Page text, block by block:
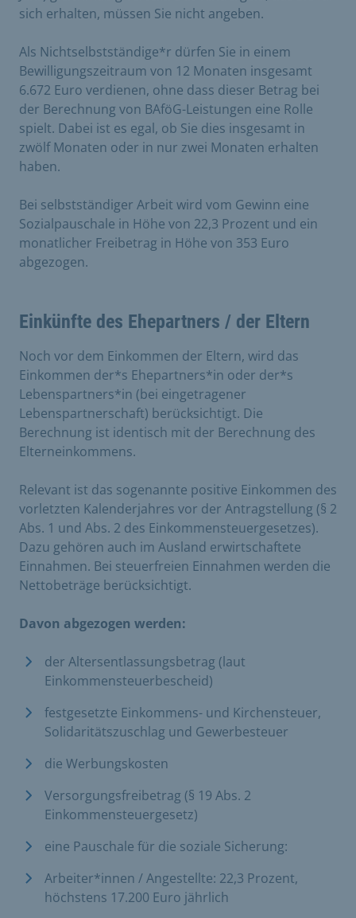
sich erhalten, müssen Sie nicht angeben.
Als Nichtselbstständige*r dürfen Sie in einem
Bewilligungszeitraum von 12 Monaten insgesamt
6.672 Euro verdienen, ohne dass dieser Betrag bei
der Berechnung von BAföG-Leistungen eine Rolle
spielt. Dabei ist es egal, ob Sie dies insgesamt in
zwölf Monaten oder in nur zwei Monaten erhalten
haben.
Bei selbstständiger Arbeit wird vom Gewinn eine
Sozialpauschale in Höhe von 22,3 Prozent und ein
monatlicher Freibetrag in Höhe von 353 Euro
abgezogen.
Einkünfte des Ehepartners / der Eltern
Noch vor dem Einkommen der Eltern, wird das
Einkommen der*s Ehepartners*in oder der*s
Lebenspartners*in (bei eingetragener
Lebenspartnerschaft) berücksichtigt. Die
Berechnung ist identisch mit der Berechnung des
Elterneinkommens.
Relevant ist das sogenannte positive Einkommen des
vorletzten Kalenderjahres vor der Antragstellung (§ 2
Abs. 1 und Abs. 2 des Einkommensteuergesetzes).
Dazu gehören auch im Ausland erwirtschaftete
Einnahmen. Bei steuerfreien Einnahmen werden die
Nettobeträge berücksichtigt.
Davon abgezogen werden:
der Altersentlassungsbetrag (laut
Einkommensteuerbescheid)
festgesetzte Einkommens- und Kirchensteuer,
Solidaritätszuschlag und Gewerbesteuer
die Werbungskosten
Versorgungsfreibetrag (§ 19 Abs. 2
Einkommensteuergesetz)
eine Pauschale für die soziale Sicherung:
Arbeiter*innen / Angestellte: 22,3 Prozent,
höchstens 17.200 Euro jährlich